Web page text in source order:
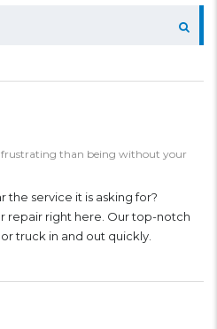
frustrating than being without your
the service it is asking for?
repair right here. Our top-notch
truck in and out quickly.